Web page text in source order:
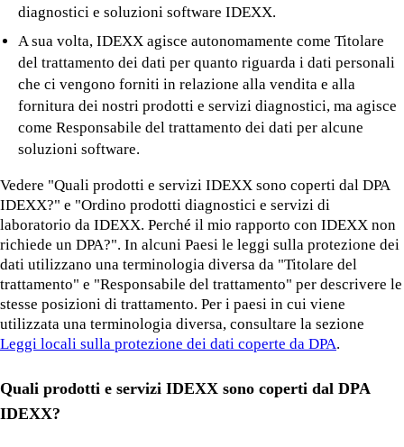
diagnostici e soluzioni software IDEXX.
A sua volta, IDEXX agisce autonomamente come Titolare
del trattamento dei dati per quanto riguarda i dati personali
che ci vengono forniti in relazione alla vendita e alla
fornitura dei nostri prodotti e servizi diagnostici, ma agisce
come Responsabile del trattamento dei dati per alcune
soluzioni software.
Vedere "Quali prodotti e servizi IDEXX sono coperti dal DPA
IDEXX?" e "Ordino prodotti diagnostici e servizi di
laboratorio da IDEXX. Perché il mio rapporto con IDEXX non
richiede un DPA?". In alcuni Paesi le leggi sulla protezione dei
dati utilizzano una terminologia diversa da "Titolare del
trattamento" e "Responsabile del trattamento" per descrivere le
stesse posizioni di trattamento. Per i paesi in cui viene
utilizzata una terminologia diversa, consultare la sezione
Leggi locali sulla protezione dei dati coperte da DPA.
Quali prodotti e servizi IDEXX sono coperti dal DPA
IDEXX?